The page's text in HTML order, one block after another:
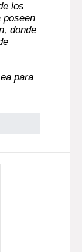
los
poseen
donde
para